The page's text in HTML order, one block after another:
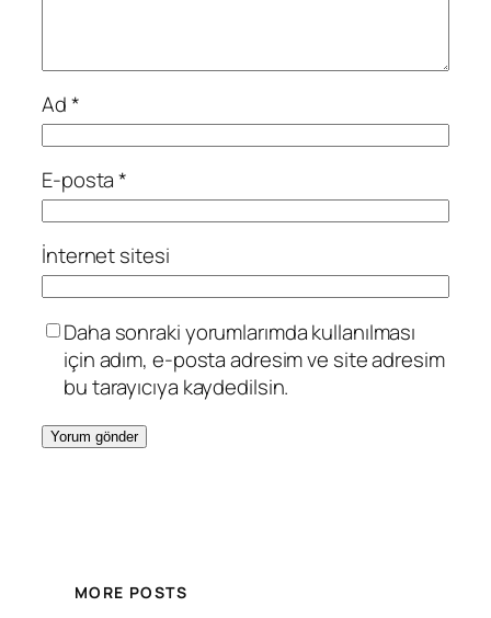
Ad*
E-posta*
İnternet sitesi
Daha sonraki yorumlarımda kullanılması
için adım, e-posta adresim ve site adresim
bu tarayıcıya kaydedilsin.
MORE POSTS